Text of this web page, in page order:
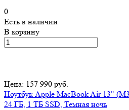
0
Есть в наличии
В корзину
Цена: 157 990 руб.
Ноутбук Apple MacBook Air 13"
24 ГБ, 1 ТБ SSD, Темная ночь